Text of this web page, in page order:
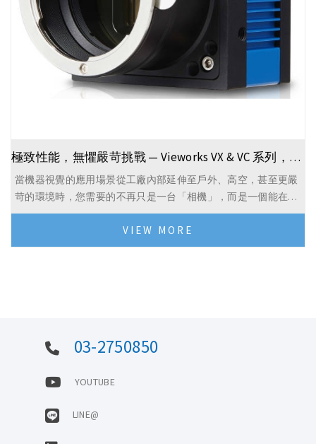
極致性能，無懼嚴苛挑戰 — Vieworks VX & VC 系列，定義工業與戶...
當機器視覺的應用場景從工廠內部延伸至戶外、高空，甚至更嚴
苛的環境時，您需要的不再只是一台「相機」，而是一個能在極
端條件下，依然提供穩定、可靠、頂尖影像品質的「強固視覺核
VIEW MORE
03-2750850
YOUTUBE
LINE@